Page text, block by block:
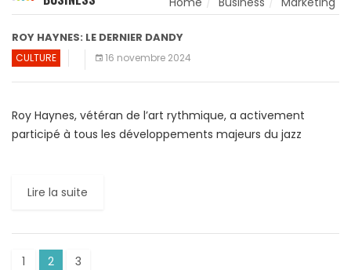
ROY HAYNES: LE DERNIER DANDY
CULTURE 16 novembre 2024
Roy Haynes, vétéran de l’art rythmique, a activement
participé à tous les développements majeurs du jazz
Lire la suite
1 2 3